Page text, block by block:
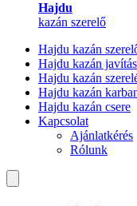
Hajdu
kazán szerelő
Hajdu kazán
Hajdu kazán javítás
Hajdu kazán
Hajdu kazán
Hajdu kazán csere
Kapcsolat
Ajánlatkérés
Rólunk